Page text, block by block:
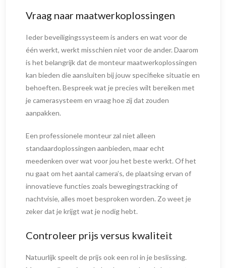
Vraag naar maatwerkoplossingen
Ieder beveiligingssysteem is anders en wat voor de
één werkt, werkt misschien niet voor de ander. Daarom
is het belangrijk dat de monteur maatwerkoplossingen
kan bieden die aansluiten bij jouw specifieke situatie en
behoeften. Bespreek wat je precies wilt bereiken met
je camerasysteem en vraag hoe zij dat zouden
aanpakken.
Een professionele monteur zal niet alleen
standaardoplossingen aanbieden, maar echt
meedenken over wat voor jou het beste werkt. Of het
nu gaat om het aantal camera’s, de plaatsing ervan of
innovatieve functies zoals bewegingstracking of
nachtvisie, alles moet besproken worden. Zo weet je
zeker dat je krijgt wat je nodig hebt.
Controleer prijs versus kwaliteit
Natuurlijk speelt de prijs ook een rol in je beslissing.